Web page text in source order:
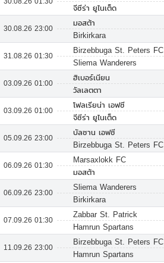
จีซีร่า ยูไนเต็ด
30.08.26 23:00
มอสต้า
Birkirkara
31.08.26 01:30
Birzebbuga St. Peters FC
Sliema Wanderers
03.09.26 01:00
ฮิเบอร์เนียน
วัลเลตตา
03.09.26 01:00
โฟลเรียน่า เอฟซี
จีซีร่า ยูไนเต็ด
05.09.26 23:00
บัลซาน เอฟซี
Birzebbuga St. Peters FC
06.09.26 01:30
Marsaxlokk FC
มอสต้า
06.09.26 23:00
Sliema Wanderers
Birkirkara
07.09.26 01:30
Zabbar St. Patrick
Hamrun Spartans
11.09.26 23:00
Birzebbuga St. Peters FC
Hamrun Spartans